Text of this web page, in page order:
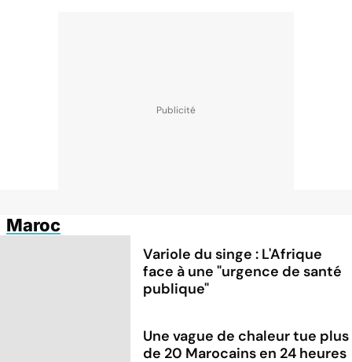
Maroc
Variole du singe : L'Afrique
face à une "urgence de santé
publique"
Une vague de chaleur tue plus
de 20 Marocains en 24 heures